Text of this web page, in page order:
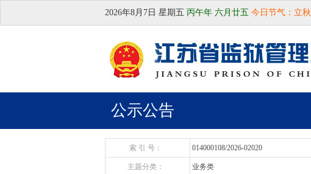
2026年8月7日 星期五 丙午年 六月廿五 今日节气：立秋
公示公告
索 引 号： 014000108/2026-02020
主题分类： 业务类